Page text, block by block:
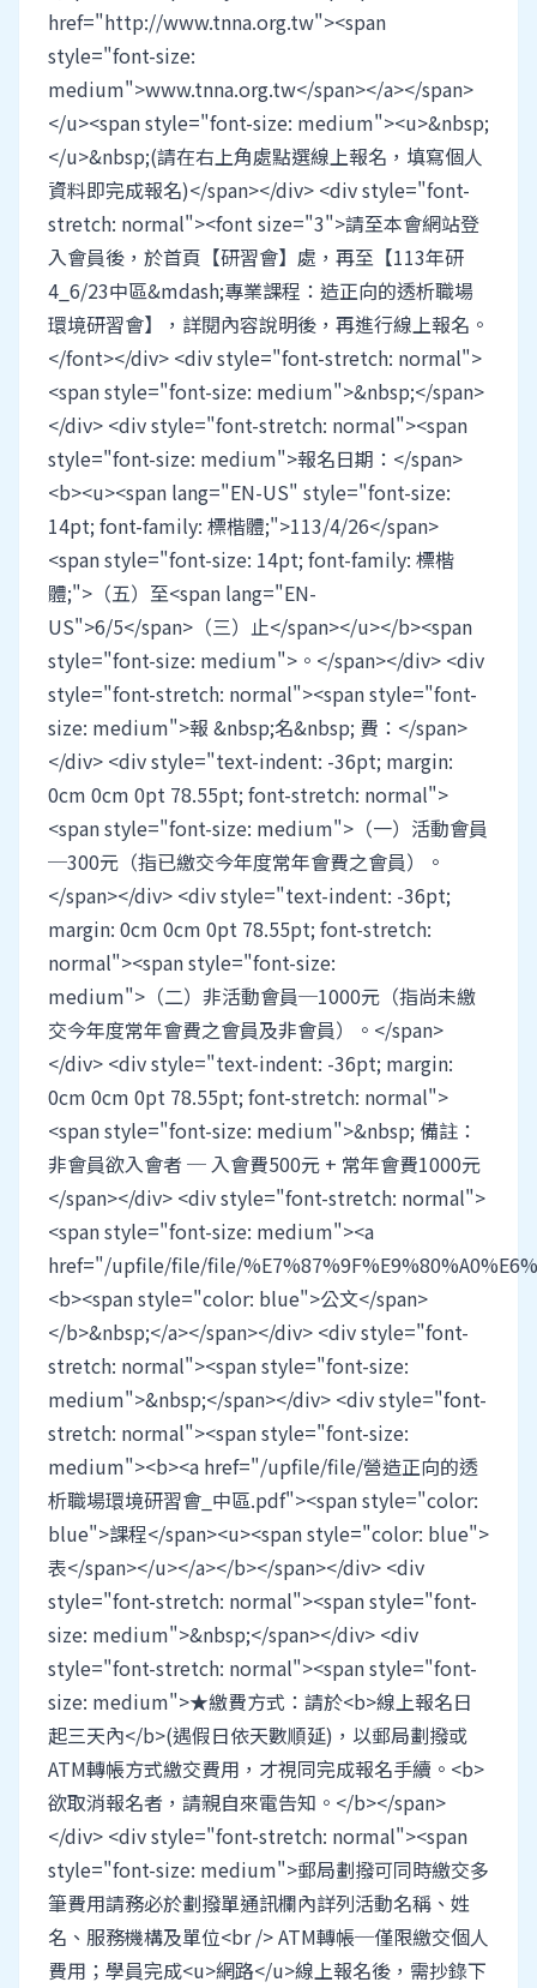
href="http://www.tnna.org.tw"><span
style="font-size:
medium">www.tnna.org.tw</span></a></span>
</u><span style="font-size: medium"><u>&nbsp;
</u>&nbsp;(請在右上角處點選線上報名，填寫個人
資料即完成報名)</span></div> <div style="font-
stretch: normal"><font size="3">請至本會網站登
入會員後，於首頁【研習會】處，再至【113年研
4_6/23中區&mdash;專業課程：造正向的透析職場
環境研習會】，詳閱內容說明後，再進行線上報名。
</font></div> <div style="font-stretch: normal">
<span style="font-size: medium">&nbsp;</span>
</div> <div style="font-stretch: normal"><span
style="font-size: medium">報名日期：</span>
<b><u><span lang="EN-US" style="font-size:
14pt; font-family: 標楷體;">113/4/26</span>
<span style="font-size: 14pt; font-family: 標楷
體;">（五）至<span lang="EN-
US">6/5</span>（三）止</span></u></b><span
style="font-size: medium">。</span></div> <div
style="font-stretch: normal"><span style="font-
size: medium">報 &nbsp;名&nbsp; 費：</span>
</div> <div style="text-indent: -36pt; margin:
0cm 0cm 0pt 78.55pt; font-stretch: normal">
<span style="font-size: medium">（一）活動會員
─300元（指已繳交今年度常年會費之會員）。
</span></div> <div style="text-indent: -36pt;
margin: 0cm 0cm 0pt 78.55pt; font-stretch:
normal"><span style="font-size:
medium">（二）非活動會員─1000元（指尚未繳
交今年度常年會費之會員及非會員）。</span>
</div> <div style="text-indent: -36pt; margin:
0cm 0cm 0pt 78.55pt; font-stretch: normal">
<span style="font-size: medium">&nbsp; 備註：
非會員欲入會者 ─ 入會費500元 + 常年會費1000元
</span></div> <div style="font-stretch: normal">
<span style="font-size: medium"><a
href="/upfile/file/file/
<b><span style="color: blue">公文</span>
</b>&nbsp;</a></span></div> <div style="font-
stretch: normal"><span style="font-size:
medium">&nbsp;</span></div> <div style="font-
stretch: normal"><span style="font-size:
medium"><b><a href="/upfile/file/營造正向的透
析職場環境研習會_中區.pdf"><span style="color:
blue">課程</span><u><span style="color: blue">
表</span></u></a></b></span></div> <div
style="font-stretch: normal"><span style="font-
size: medium">&nbsp;</span></div> <div
style="font-stretch: normal"><span style="font-
size: medium">★繳費方式：請於<b>線上報名日
起三天內</b>(遇假日依天數順延)，以郵局劃撥或
ATM轉帳方式繳交費用，才視同完成報名手續。<b>
欲取消報名者，請親自來電告知。</b></span>
</div> <div style="font-stretch: normal"><span
style="font-size: medium">郵局劃撥可同時繳交多
筆費用請務必於劃撥單通訊欄內詳列活動名稱、姓
名、服務機構及單位<br /> ATM轉帳─僅限繳交個人
費用；學員完成<u>網路</u>線上報名後，需抄錄下